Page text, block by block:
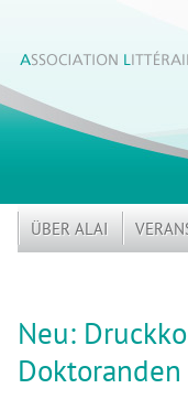
ÜBER ALAI
Neu: